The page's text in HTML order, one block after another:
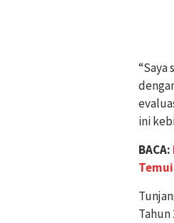
“Saya
ini
BACA: